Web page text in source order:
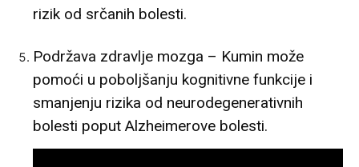
rizik od srčanih bolesti.
Podržava zdravlje mozga – Kumin može
pomoći u poboljšanju kognitivne funkcije i
smanjenju rizika od neurodegenerativnih
bolesti poput Alzheimerove bolesti.